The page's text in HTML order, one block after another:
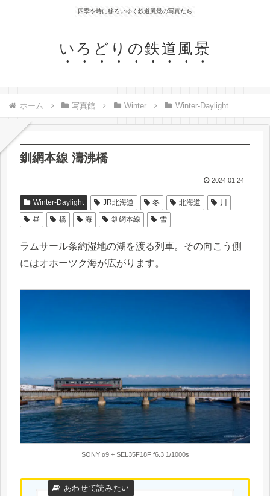
四季や時に移ろいゆく鉄道風景の写真たち
いろどりの鉄道風景
ホーム 写真館 Winter Winter-Daylight
釧網本線 濤沸橋
2024.01.24
Winter-Daylight JR北海道 冬 北海道
川
昼
橋 海 釧網本線 雪
ラムサール条約湿地の湖を渡る列車。その向こう側
にはオホーツク海が広がります。
SONY α9 + SEL35F18F f6.3 1/1000s